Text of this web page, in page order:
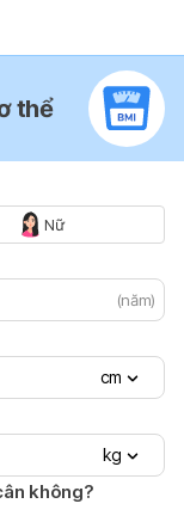
thể
Nữ
(năm)
cm
kg
không?